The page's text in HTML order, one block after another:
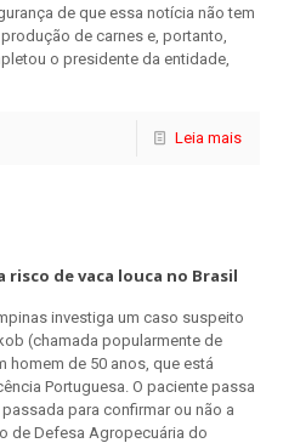
de que essa notícia não tem
de carnes e, portanto,
o presidente da entidade,
Leia mais
risco de vaca louca no Brasil
investiga um caso suspeito
(chamada popularmente de
homem de 50 anos, que está
Portuguesa. O paciente passa
para confirmar ou não a
de Defesa Agropecuária do